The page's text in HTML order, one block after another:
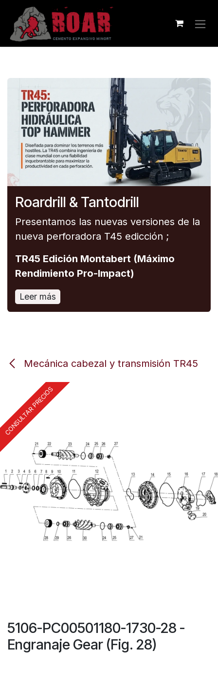
Ir al contenido
Roardrill & Tantodrill
Presentamos las nuevas versiones de la
nueva perforadora T45 edicción ;
TR45 Edición Montabert (Máximo
Rendimiento Pro-Impact)
Leer más
Mecánica cabezal y transmisión TR45
CONSULTAR PRECIOS
5106-PC00501180-1730-28 -
Engranaje Gear (Fig. 28)